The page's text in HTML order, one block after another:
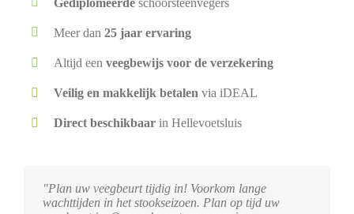
Meer dan25 jaar ervaring
Altijd eenveegbewijs voor de verzekering
Veilig en makkelijk betalen via iDEAL
Direct beschikbaar in Hellevoetsluis
"Plan uw veegbeurt tijdig in! Voorkom lange
wachttijden in het stookseizoen. Plan op tijd uw